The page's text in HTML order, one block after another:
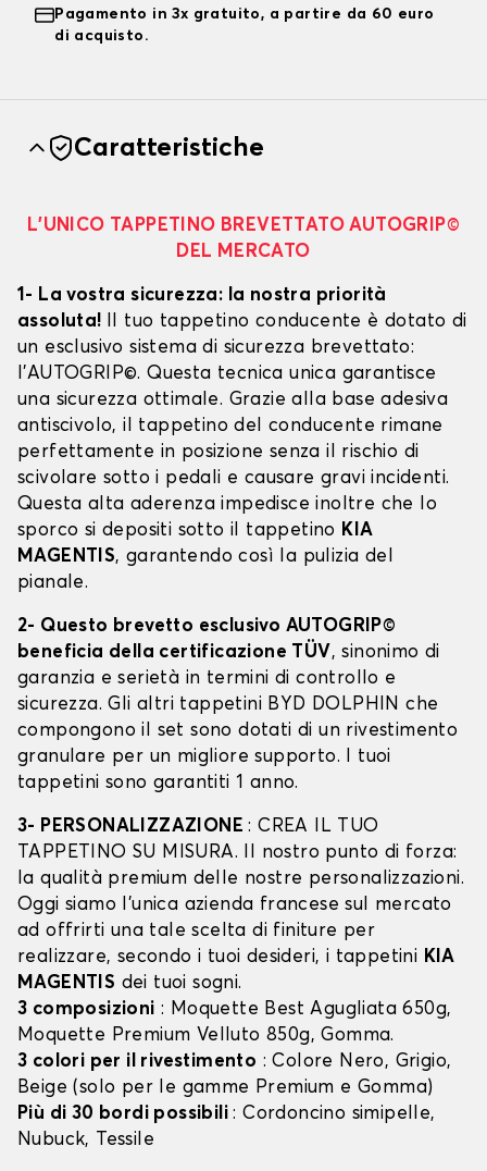
Pagamento in 3x gratuito, a partire da 60 euro
di acquisto.
Caratteristiche
L’UNICO TAPPETINO BREVETTATO AUTOGRIP©
DEL MERCATO
1- La vostra sicurezza: la nostra priorità
assoluta! Il tuo tappetino conducente è dotato di
un esclusivo sistema di sicurezza brevettato:
l’AUTOGRIP©. Questa tecnica unica garantisce
una sicurezza ottimale. Grazie alla base adesiva
antiscivolo, il tappetino del conducente rimane
perfettamente in posizione senza il rischio di
scivolare sotto i pedali e causare gravi incidenti.
Questa alta aderenza impedisce inoltre che lo
sporco si depositi sotto il tappetino KIA
MAGENTIS, garantendo così la pulizia del
pianale.
2- Questo brevetto esclusivo AUTOGRIP©
beneficia della certificazione TÜV, sinonimo di
garanzia e serietà in termini di controllo e
sicurezza. Gli altri tappetini BYD DOLPHIN che
compongono il set sono dotati di un rivestimento
granulare per un migliore supporto. I tuoi
tappetini sono garantiti 1 anno.
3- PERSONALIZZAZIONE: CREA IL TUO
TAPPETINO SU MISURA. Il nostro punto di forza:
la qualità premium delle nostre personalizzazioni.
Oggi siamo l’unica azienda francese sul mercato
ad offrirti una tale scelta di finiture per
realizzare, secondo i tuoi desideri, i tappetini KIA
MAGENTIS dei tuoi sogni.
3 composizioni : Moquette Best Agugliata 650g,
Moquette Premium Velluto 850g, Gomma.
3 colori per il rivestimento : Colore Nero, Grigio,
Beige (solo per le gamme Premium e Gomma)
Più di 30 bordi possibili: Cordoncino simipelle,
Nubuck, Tessile